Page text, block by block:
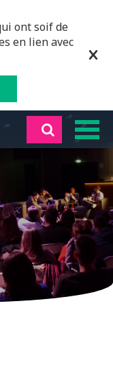
ont soif de
en lien avec